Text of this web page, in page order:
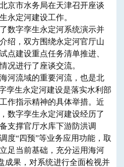
京市水务局在天津召开座谈
永定河建设工作。
数字孪生永定河系统演示并
绍，双方围绕永定河官厅山
点建设重点任务清单推进、
况进行了座谈交流。
河流域的重要河流，也是北
孪生永定河建设是落实水利部
作指示精神的具体举措。近
数字孪生永定河建设经历了
支撑官厅水库下游防洪调
度“四预”等业务应用功能，取
足当前基础，充分运用海河
成果，对系统进行全面检视并